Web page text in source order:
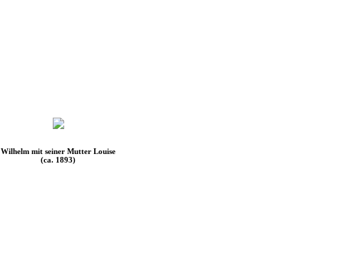
Wilhelm mit seiner Mutter Louise
(ca. 1893)